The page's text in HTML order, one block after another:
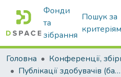
Фонди
та
зібрання
Пошук за
Головна
Публікації здобувачів (бакалаврів. магістрів, аспірантів)